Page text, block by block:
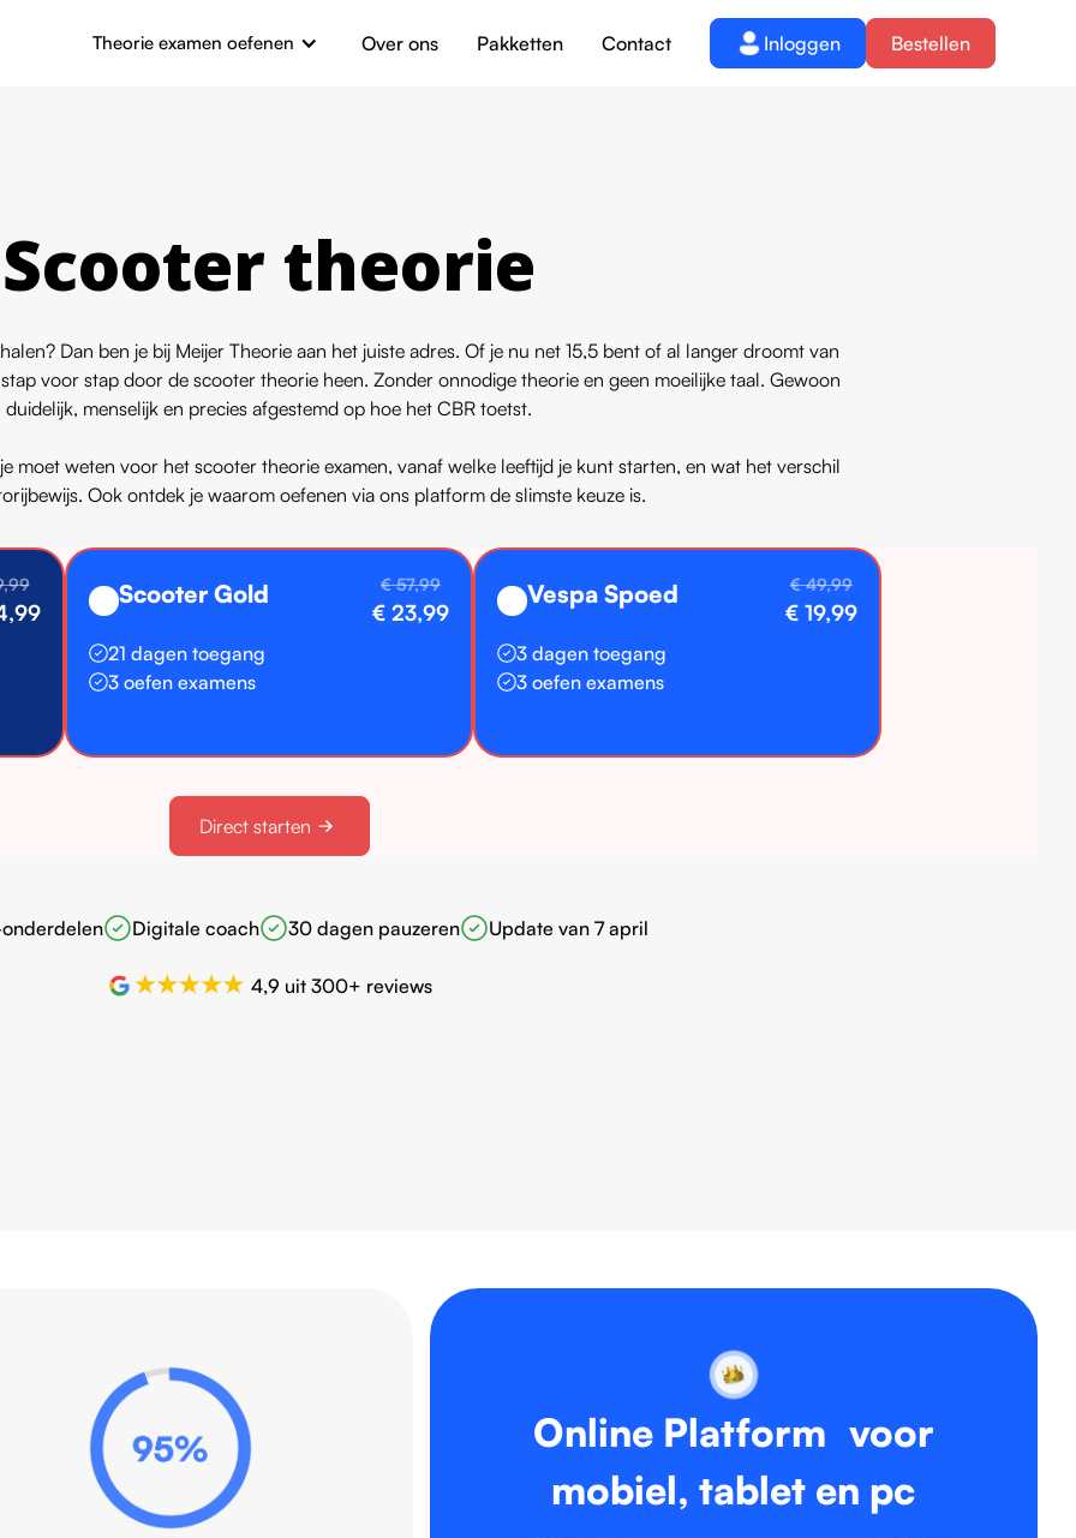
Theorie examen oefenen Over ons Pakketten Contact Inloggen Bestellen
Scooter theorie
Dan ben je bij Meijer Theorie aan het juiste adres. Of je nu net 15,5 bent of al langer droomt van
voor stap door de scooter theorie heen. Zonder onnodige theorie en geen moeilijke taal. Gewoon
duidelijk, menselijk en precies afgestemd op hoe het CBR toetst.
moet weten voor het scooter theorie examen, vanaf welke leeftijd je kunt starten, en wat het verschil
Ook ontdek je waarom oefenen via ons platform de slimste keuze is.
Scooter Gold € 57,99
€ 23,99
21 dagen toegang
3 oefen examens
Vespa Spoed € 49,99
€ 19,99
3 dagen toegang
3 oefen examens
Direct starten
Digitale coach 30 dagen pauzeren Update van 7 april
4,9 uit 300+ reviews
Online Platform voor
mobiel, tablet en pc